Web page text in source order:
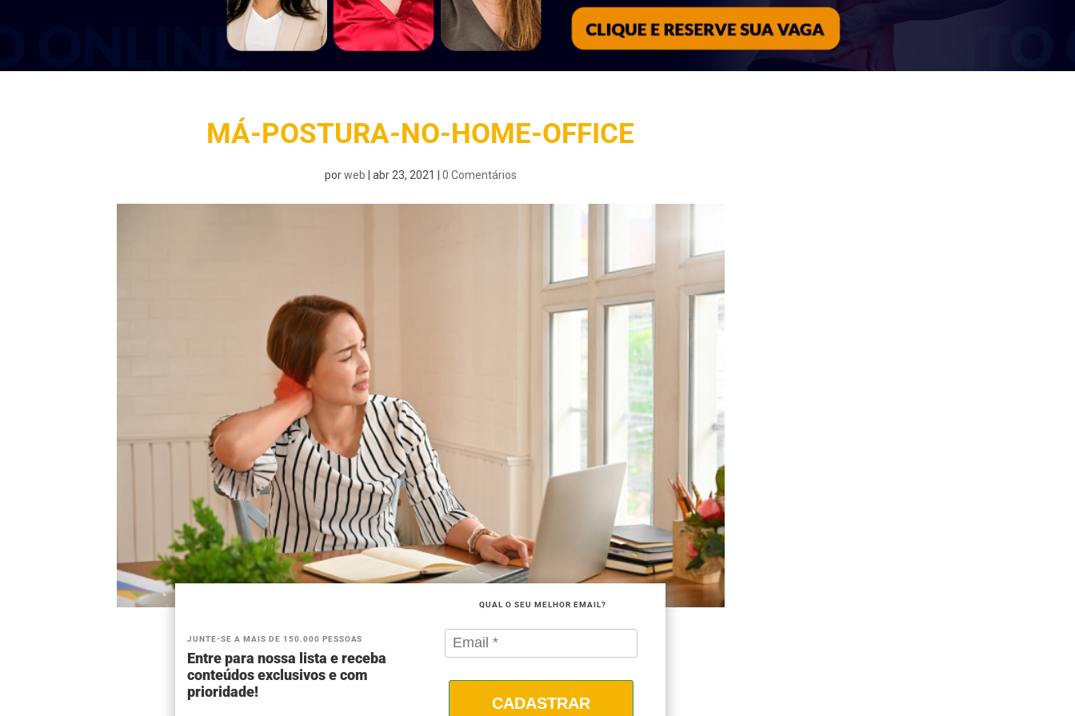
MÁ-POSTURA-NO-HOME-OFFICE
porweb abr 23, 2021 0 Comentários
JUNTE-SE A MAIS DE 150.000 PESSOAS
Entre para nossa lista e receba
conteúdos exclusivos e com
prioridade!
QUAL O SEU MELHOR EMAIL?
CADASTRAR